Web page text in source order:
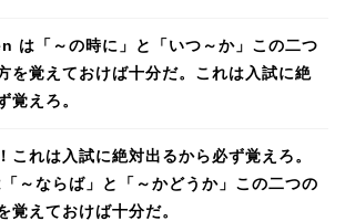
は「～の時に」と「いつ～か」この二つ
を覚えておけば十分だ。これは入試に絶
覚えろ。
これは入試に絶対出るから必ず覚えろ。
～ならば」と「～かどうか」この二つの
覚えておけば十分だ。